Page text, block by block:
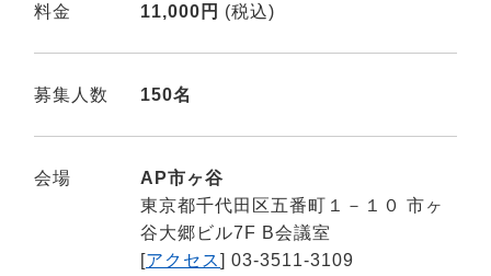
料金 11,000円 (税込)
募集人数 150名
会場
AP市ヶ谷
東京都千代田区五番町１－１０ 市ヶ
谷大郷ビル7F B会議室
[アクセス] 03-3511-3109